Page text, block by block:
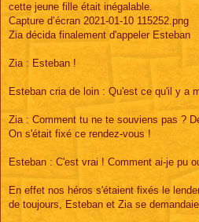
cette jeune fille était inégalable.
Capture d’écran 2021-01-10 115252.png
Zia décida finalement d'appeler Esteban
Zia : Esteban !
Esteban cria de loin : Qu'est ce qu'il y a
Zia : Comment tu ne te souviens pas ?
On s'était fixé ce rendez-vous !
Esteban : C'est vrai ! Comment ai-je pu
En effet nos héros s'étaient fixés le
de toujours, Esteban et Zia se